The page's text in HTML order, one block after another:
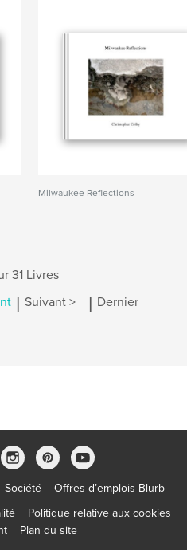
Milwaukee Reflections
31 Livres
| Suivant > | Dernier
Société
Offres d’emplois Blurb
Politique relative aux cookies
Plan du site